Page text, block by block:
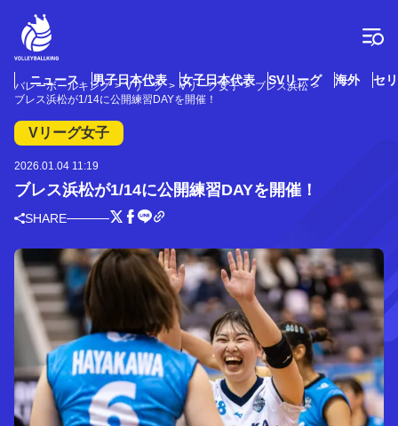
ニュース 男子日本代表 女子日本代表 SVリーグ 海外 セ
バレーボールキング Vリーグ Vリーグ女子
ブレス浜松
ブレス浜松が1/14に公開練習DAYを開催！
Vリーグ女子
2026.01.04 11:19
ブレス浜松が1/14に公開練習DAYを開催！
SHARE